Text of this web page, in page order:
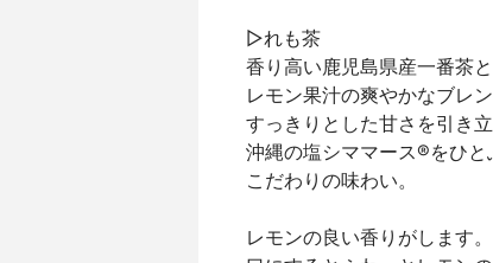
▷れも茶
香り高い鹿児島県産一番茶
レモン果汁の爽やかなブレン
すっきりとした甘さを引き立
沖縄の塩シママース®をひと
こだわりの味わい。
レモンの良い香りがします。